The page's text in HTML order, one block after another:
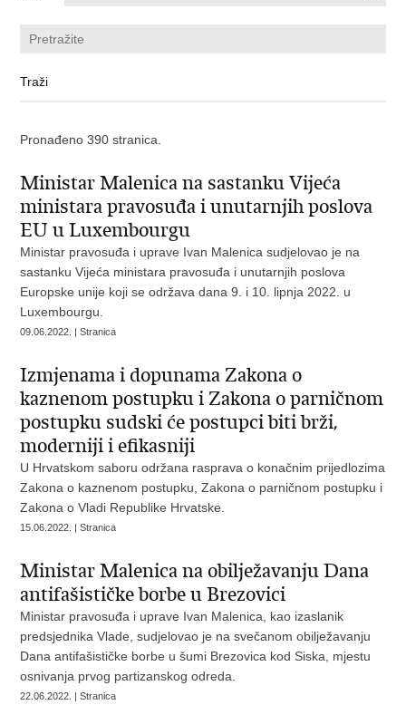
Pronađeno 390 stranica.
Ministar Malenica na sastanku Vijeća
ministara pravosuđa i unutarnjih poslova
EU u Luxembourgu
Ministar pravosuđa i uprave Ivan Malenica sudjelovao je na
sastanku Vijeća ministara pravosuđa i unutarnjih poslova
Europske unije koji se održava dana 9. i 10. lipnja 2022. u
Luxembourgu.
09.06.2022. | Stranica
Izmjenama i dopunama Zakona o
kaznenom postupku i Zakona o parničnom
postupku sudski će postupci biti brži,
moderniji i efikasniji
U Hrvatskom saboru održana rasprava o konačnim prijedlozima
Zakona o kaznenom postupku, Zakona o parničnom postupku i
Zakona o Vladi Republike Hrvatske.
15.06.2022. | Stranica
Ministar Malenica na obilježavanju Dana
antifašističke borbe u Brezovici
Ministar pravosuđa i uprave Ivan Malenica, kao izaslanik
predsjednika Vlade, sudjelovao je na svečanom obilježavanju
Dana antifašističke borbe u šumi Brezovica kod Siska, mjestu
osnivanja prvog partizanskog odreda.
22.06.2022. | Stranica